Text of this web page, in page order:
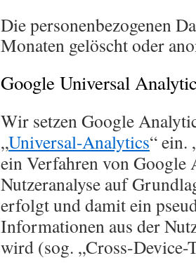
Die personenbezogenen
Monaten gelöscht oder
Google Universal
Wir setzen Google
„Universal-Analytics“ ein.
ein Verfahren von Google
Nutzeranalyse auf
erfolgt und damit ein
Informationen aus der
wird (sog. „Cross-Device-